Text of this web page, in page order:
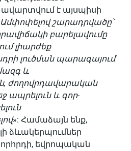
ավարտվում է այսպիսի
Ամփոփելով շարադրվածը՝
բարելավումը
լիարժեք
լուծման պարագայում`
և
ժողովրդավարական
ապրելուն և գոր­
»: Համաձայն ենք,
ձևակերպումներ
եվրոպական